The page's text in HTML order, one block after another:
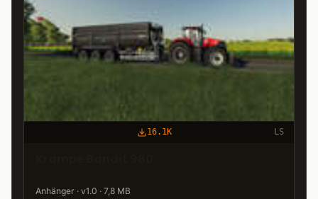
16.1K LS
Anhänger · v1.0 · 7,8 MB